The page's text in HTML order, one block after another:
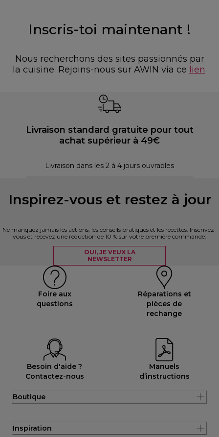
Inscris-toi maintenant !
Nous recherchons des sites passionnés par
la cuisine. Rejoins-nous sur AWIN via ce lien.
Livraison standard gratuite pour tout
achat supérieur à 49€
Livraison dans les 2 à 4 jours ouvrables
Inspirez-vous et restez à jour
Ne manquez jamais les actions, les conseils pratiques et les recettes. Inscrivez-
vous et recevez une réduction de 10 % sur votre première commande.
OUI, JE VEUX LA
NEWSLETTER
Foire aux
questions
Réparations et
pièces de
rechange
Besoin d'aide ?
Contactez-nous
Manuels
d’instructions
Boutique
Inspiration